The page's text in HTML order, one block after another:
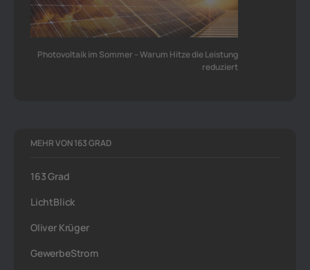
Photovoltaik im Sommer – Warum Hitze die Leistung
reduziert
MEHR VON 163 GRAD
163 Grad
LichtBlick
Oliver Krüger
GewerbeStrom